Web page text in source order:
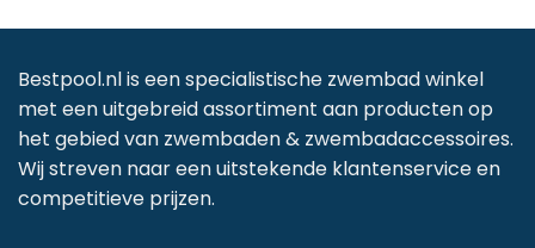
kan
gekozen
worden
op
Bestpool.nl is een specialistische zwembad winkel
met een uitgebreid assortiment aan producten op
het gebied van zwembaden & zwembadaccessoires.
Wij streven naar een uitstekende klantenservice en
competitieve prijzen.